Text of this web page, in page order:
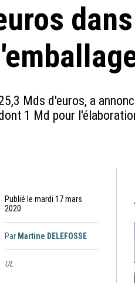
Mds d'euros, a
1 Md pour
Publié le mardi 17 mars
2020
Par Martine DELEFOSSE
UL